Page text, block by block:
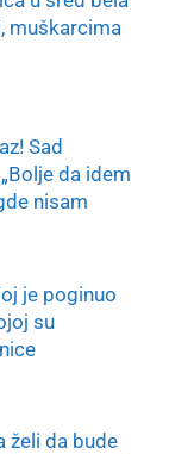
muškarcima
Sad
da idem
nisam
je poginuo
su
želi da bude